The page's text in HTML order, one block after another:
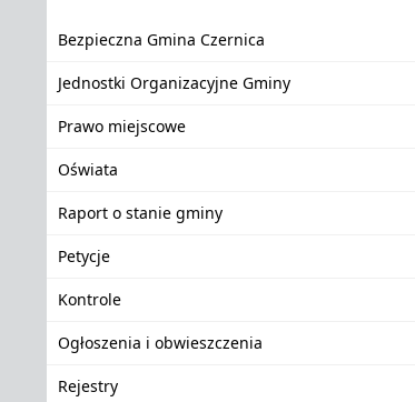
Bezpieczna Gmina Czernica
Jednostki Organizacyjne Gminy
Prawo miejscowe
Oświata
Raport o stanie gminy
Petycje
Kontrole
Ogłoszenia i obwieszczenia
Rejestry